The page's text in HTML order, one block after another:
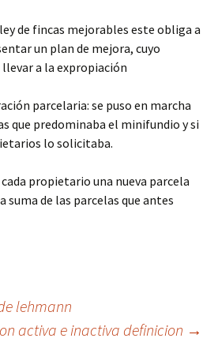
de fincas mejorables este obliga a
un plan de mejora, cuyo
a la expropiación
parcelaria: se puso en marcha
que predominaba el minifundio y si
lo solicitaba.
propietario una nueva parcela
suma de las parcelas que antes
lehmann
activa e inactiva definicion →